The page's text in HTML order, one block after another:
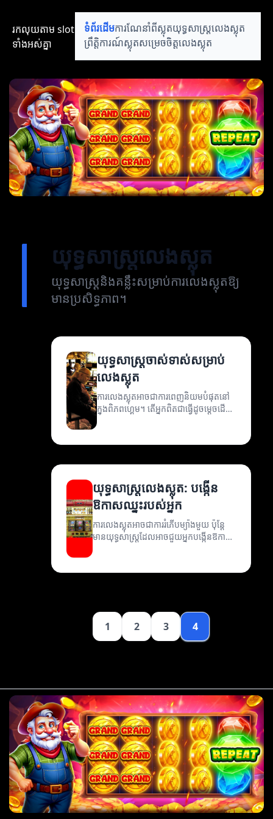
រកលុយតាម​ slot​​
ទាំងអស់គ្នា
ទំព័រដើមការណែនាំពីស្លុតយុទ្ធសាស្ត្រលេងស្លុត
ព្រឹត្តិការណ៍ស្លុតសម្រេចចិត្តលេងស្លុត
យុទ្ធសាស្ត្រលេងស្លុត
យុទ្ធសាស្ត្រនិងគន្លឹះសម្រាប់ការលេងស្លុតឱ្យ
មានប្រសិទ្ធភាព។
យុទ្ធសាស្ត្រចាស់ទាស់សម្រាប់
លេងស្លុត
ការលេងស្លុតអាចជាការពេញនិយមបំផុតនៅ
ក្នុងពិភពហ្គេម។ តើអ្នកពិតជាធ្វើដូចម្តេចដើម្បី
យុទ្ធសាស្ត្រលេងស្លុត: បង្កើន
ឱកាសឈ្នះរបស់អ្នក
ការលេងស្លុតអាចជាការរំភើបម្យ៉ាងមួយ ប៉ុន្តែ
មានយុទ្ធសាស្ត្រដែលអាចជួយអ្នកបង្កើនឱកាស
1 2 3 4